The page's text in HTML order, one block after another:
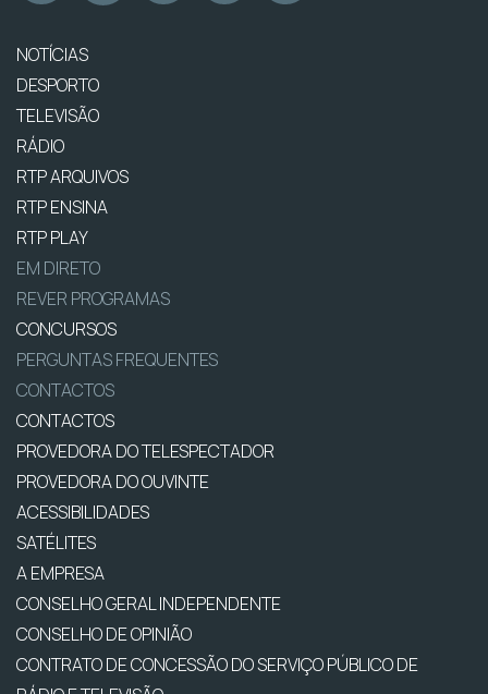
NOTÍCIAS
DESPORTO
TELEVISÃO
RÁDIO
RTP ARQUIVOS
RTP ENSINA
RTP PLAY
EM DIRETO
REVER PROGRAMAS
CONCURSOS
PERGUNTAS FREQUENTES
CONTACTOS
CONTACTOS
PROVEDORA DO TELESPECTADOR
PROVEDORA DO OUVINTE
ACESSIBILIDADES
SATÉLITES
A EMPRESA
CONSELHO GERAL INDEPENDENTE
CONSELHO DE OPINIÃO
CONTRATO DE CONCESSÃO DO SERVIÇO PÚBLICO DE